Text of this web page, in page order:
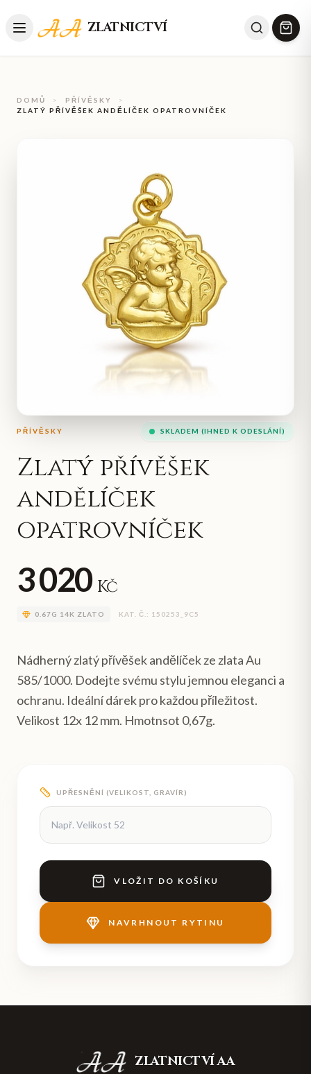
ZLATNICTVÍ
DOMŮ > PŘÍVĚSKY
>
ZLATÝ PŘÍVĚŠEK ANDĚLÍČEK OPATROVNÍČEK
PŘÍVĚSKY SKLADEM (IHNED K ODESLÁNÍ)
Zlatý přívěšek
andělíček
opatrovníček
3 020 Kč
0.67G 14K ZLATO KAT. Č.: 150253_9C5
Nádherný zlatý přívěšek andělíček ze zlata Au
585/1000. Dodejte svému stylu jemnou eleganci a
ochranu. Ideální dárek pro každou příležitost.
Velikost 12x 12 mm. Hmotnsot 0,67g.
UPŘESNĚNÍ (VELIKOST, GRAVÍR)
VLOŽIT DO KOŠÍKU
NAVRHNOUT RYTINU
ZLATNICTVÍ AA